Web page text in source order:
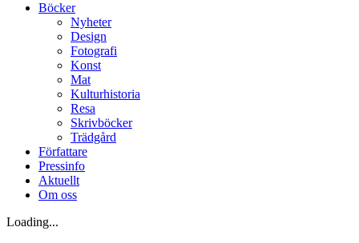
Böcker
Nyheter
Design
Fotografi
Konst
Mat
Kulturhistoria
Resa
Skrivböcker
Trädgård
Författare
Pressinfo
Aktuellt
Om oss
Loading...